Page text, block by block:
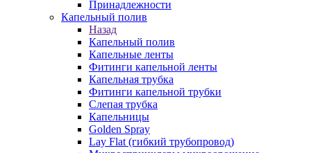
Принадлежности
Капельный полив
Назад
Капельный полив
Капельные ленты
Фитинги капельной ленты
Капельная трубка
Фитинги капельной трубки
Слепая трубка
Капельницы
Golden Spray
Lay Flat (гибкий трубопровод)